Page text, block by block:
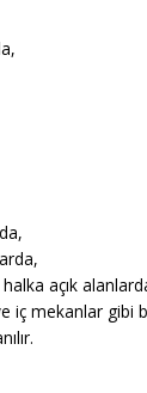
açık
mekanlar gibi